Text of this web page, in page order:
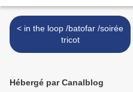
< in the loop /batofar /soirée
tricot
Hébergé par Canalblog